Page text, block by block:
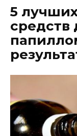
5
средств